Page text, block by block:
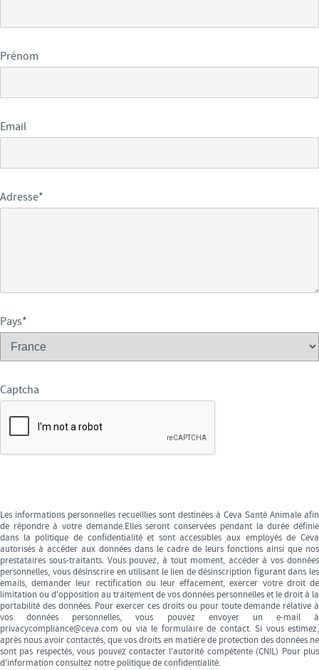
Prénom
Email
Adresse*
Pays*
Captcha
Les informations personnelles recueillies sont destinées à Ceva Santé Animale afin
de répondre à votre demande.Elles seront conservées pendant la durée définie
dans la politique de confidentialité et sont accessibles aux employés de Ceva
autorisés à accéder aux données dans le cadre de leurs fonctions ainsi que nos
prestataires sous-traitants. Vous pouvez, à tout moment, accéder à vos données
personnelles, vous désinscrire en utilisant le lien de désinscription figurant dans les
emails, demander leur rectification ou leur effacement, exercer votre droit de
limitation ou d'opposition au traitement de vos données personnelles et le droit à la
portabilité des données. Pour exercer ces droits ou pour toute demande relative à
vos données personnelles, vous pouvez envoyer un e-mail à
privacycompliance@ceva.com ou via le formulaire de contact. Si vous estimez,
après nous avoir contactés, que vos droits en matière de protection des données ne
sont pas respectés, vous pouvez contacter l'autorité compétente (CNIL) Pour plus
d'information consultez notre politique de confidentialité.